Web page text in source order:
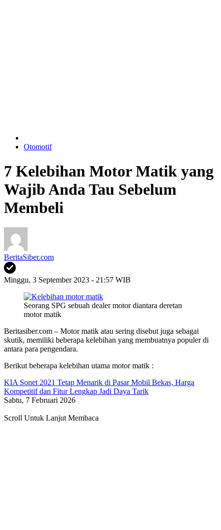
Otomotif
7 Kelebihan Motor Matik yang
Wajib Anda Tau Sebelum
Membeli
BeritaSiber.com
Minggu, 3 September 2023 - 21:57 WIB
Seorang SPG sebuah dealer motor diantara deretan
motor matik
Beritasiber.com – Motor matik atau sering disebut juga sebagai
skutik, memiliki beberapa kelebihan yang membuatnya populer di
antara para pengendara.
Berikut beberapa kelebihan utama motor matik :
KIA Sonet 2021 Tetap Menarik di Pasar Mobil Bekas, Harga
Kompetitif dan Fitur Lengkap Jadi Daya Tarik
Sabtu, 7 Februari 2026
Scroll Untuk Lanjut Membaca